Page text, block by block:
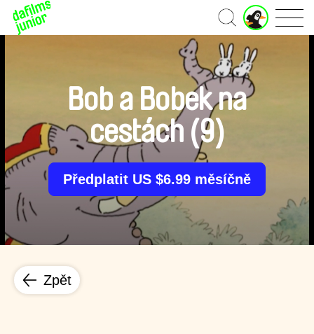
Domů
J
u
i
Bob a Bobek na
cestách (9)
Předplatit US $6.99 měsíčně
Zpět